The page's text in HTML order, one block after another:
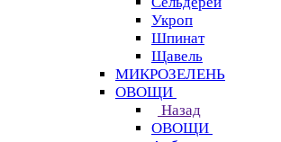
Укроп
Шпинат
Щавель
МИКРОЗЕЛЕНЬ
ОВОЩИ
Назад
ОВОЩИ